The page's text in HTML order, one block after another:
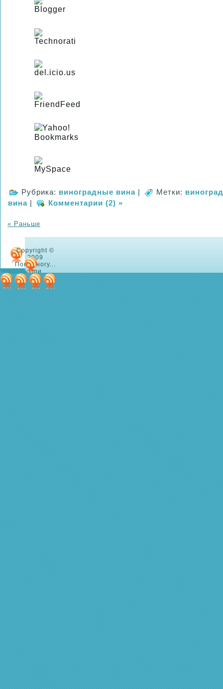
Рубрика: виноградные вина | Метки:
вина | Комментарии (2) »
« Раньше
Copyright ©
2009
Понемногу...
При
использовании
материалов в